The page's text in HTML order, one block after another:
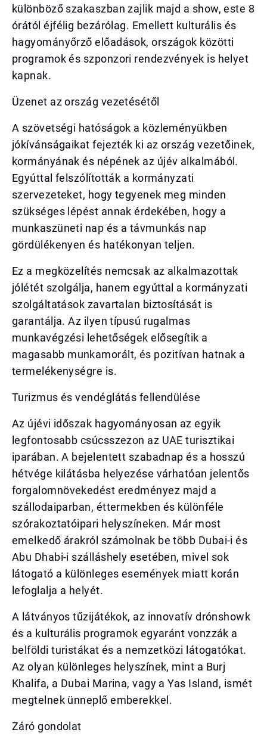
különböző szakaszban zajlik majd a show, este 8
órától éjfélig bezárólag. Emellett kulturális és
hagyományőrző előadások, országok közötti
programok és szponzori rendezvények is helyet
kapnak.
Üzenet az ország vezetésétől
A szövetségi hatóságok a közleményükben
jókívánságaikat fejezték ki az ország vezetőinek,
kormányának és népének az újév alkalmából.
Egyúttal felszólították a kormányzati
szervezeteket, hogy tegyenek meg minden
szükséges lépést annak érdekében, hogy a
munkaszüneti nap és a távmunkás nap
gördülékenyen és hatékonyan teljen.
Ez a megközelítés nemcsak az alkalmazottak
jólétét szolgálja, hanem egyúttal a kormányzati
szolgáltatások zavartalan biztosítását is
garantálja. Az ilyen típusú rugalmas
munkavégzési lehetőségek elősegítik a
magasabb munkamorált, és pozitívan hatnak a
termelékenységre is.
Turizmus és vendéglátás fellendülése
Az újévi időszak hagyományosan az egyik
legfontosabb csúcsszezon az UAE turisztikai
iparában. A bejelentett szabadnap és a hosszú
hétvége kilátásba helyezése várhatóan jelentős
forgalomnövekedést eredményez majd a
szállodaiparban, éttermekben és különféle
szórakoztatóipari helyszíneken. Már most
emelkedő árakról számolnak be több Dubai-i és
Abu Dhabi-i szálláshely esetében, mivel sok
látogató a különleges események miatt korán
lefoglalja a helyét.
A látványos tűzijátékok, az innovatív drónshowk
és a kulturális programok egyaránt vonzzák a
belföldi turistákat és a nemzetközi látogatókat.
Az olyan különleges helyszínek, mint a Burj
Khalifa, a Dubai Marina, vagy a Yas Island, ismét
megtelnek ünneplő emberekkel.
Záró gondolat